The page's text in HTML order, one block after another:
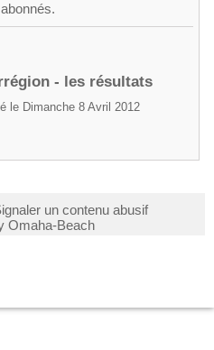
- les résultats
le Dimanche 8 Avril 2012
un contenu abusif
Omaha-Beach